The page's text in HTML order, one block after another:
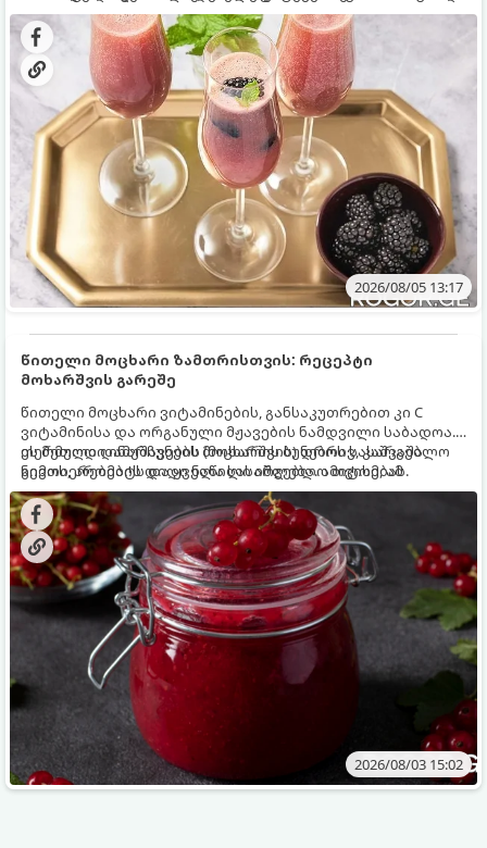
დახვეწილ და მაგრილებელ კოქტეილს.
2026/08/05 13:17
წითელი მოცხარი ზამთრისთვის: რეცეპტი
მოხარშვის გარეშე
წითელი მოცხარი ვიტამინების, განსაკუთრებით კი C
ვიტამინისა და ორგანული მჟავების ნამდვილი საბადოა.
თერმული დამუშავების (მოხარშვის) დროს სასარგებლო
ნივთიერებების დიდი ნაწილი იშლება. ამიტომ, ამ
კენკრის ზამთრისთვის შესანახად საუკეთესო გზა
„ცოცხალი ჯემის“ მომზადებაა - მოხარშვის გარეშე.
ეს მეთოდი ინარჩუნებს მოცხარის ბუნებრივ, კაშკაშა
გემოს, არომატს და ყველა სასარგებლო თვისებას.
2026/08/03 15:02